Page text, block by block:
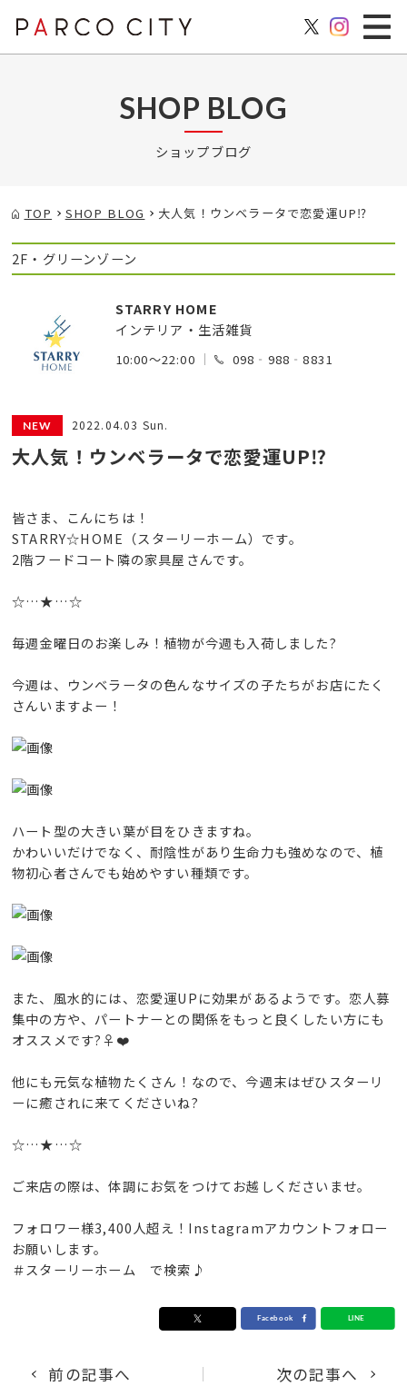
SHOP BLOG
ショップブログ
TOP SHOP BLOG 大人気！ウンベラータで恋愛運UP⁉
2F・グリーンゾーン
STARRY HOME
インテリア・生活雑貨
10:00～22:00 098‐988‐8831
2022.04.03 Sun.
大人気！ウンベラータで恋愛運UP⁉
皆さま、こんにちは！
STARRY☆HOME（スターリーホーム）です。
2階フードコート隣の家具屋さんです。
☆…★…☆
毎週金曜日のお楽しみ！植物が今週も入荷しました?
今週は、ウンベラータの色んなサイズの子たちがお店にたく
さんいますよー！
ハート型の大きい葉が目をひきますね。
かわいいだけでなく、耐陰性があり生命力も強めなので、植
物初心者さんでも始めやすい種類です。
また、風水的には、恋愛運UPに効果があるようです。恋人募
集中の方や、パートナーとの関係をもっと良くしたい方にも
オススメです?‍♀️❤️
他にも元気な植物たくさん！なので、今週末はぜひスターリ
ーに癒されに来てくださいね?
☆…★…☆
ご来店の際は、体調にお気をつけてお越しくださいませ。
フォロワー様3,400人超え！Instagramアカウントフォロー
お願いします。
＃スターリーホーム で検索♪
前の記事へ 次の記事へ